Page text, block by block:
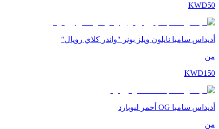
KWD50
أديداس سامبا نايلون ويلز بونر "واندر كلاي رويال"
من
KWD150
أديداس سامبا OG أحمر ليوبارد
من